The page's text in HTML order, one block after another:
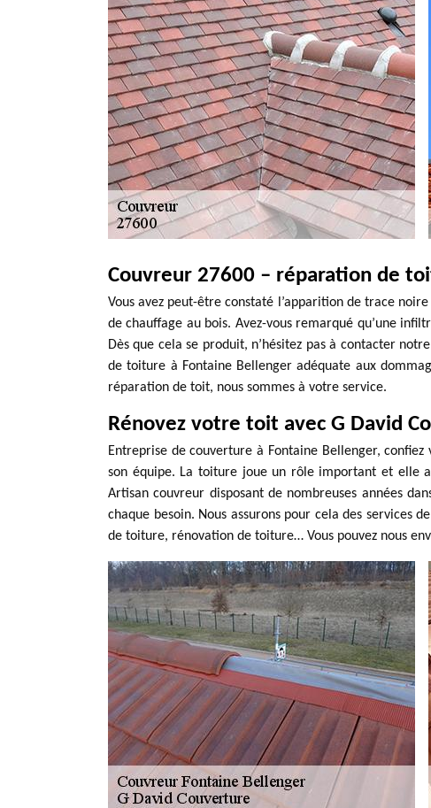
Couvreur 27600 – réparation de
Vous avez peut-être constaté l’apparition de trace
de chauffage au bois. Avez-vous remarqué qu’une
Dès que cela se produit, n’hésitez pas à contacter
de toiture à Fontaine Bellenger adéquate aux
réparation de toit, nous sommes à votre service.
Rénovez votre toit avec G David
Entreprise de couverture à Fontaine Bellenger,
son équipe. La toiture joue un rôle important et elle
Artisan couvreur disposant de nombreuses années
chaque besoin. Nous assurons pour cela des
de toiture, rénovation de toiture… Vous pouvez nous